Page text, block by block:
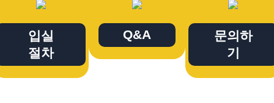
입실
절차
Q&A
문의하
기